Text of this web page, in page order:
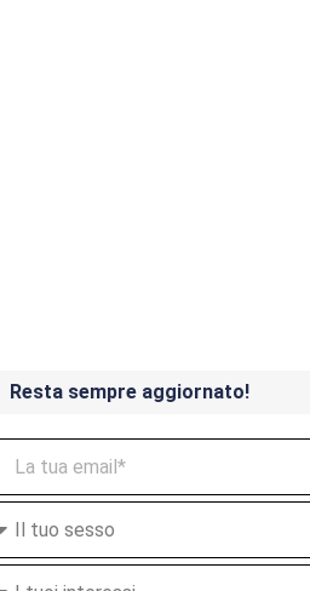
Resta sempre aggiornato!